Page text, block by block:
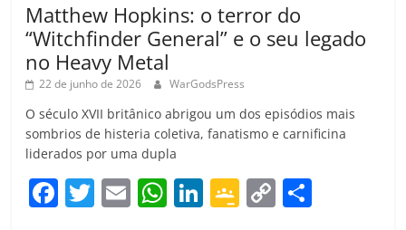
Matthew Hopkins: o terror do
“Witchfinder General” e o seu legado
no Heavy Metal
22 de junho de 2026 WarGodsPress
O século XVII britânico abrigou um dos episódios mais
sombrios de histeria coletiva, fanatismo e carnificina
liderados por uma dupla
F T E W Li G C